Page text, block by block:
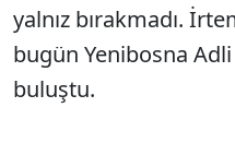
yalnız bırakmadı.
bugün Yenibosna
buluştu.